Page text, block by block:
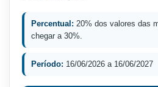
Percentual: 20% dos valores das
chegar a 30%.
Período: 16/06/2026 a 16/06/2027